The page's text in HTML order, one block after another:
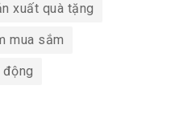
xuất quà tặng
mua sắm